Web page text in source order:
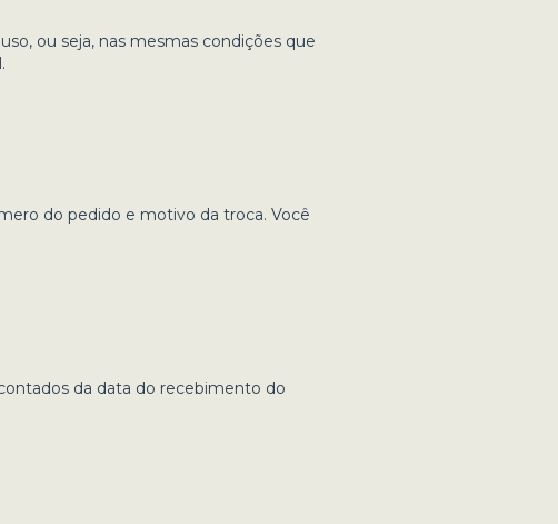
ou seja, nas mesmas condições que
do pedido e motivo da troca. Você
da data do recebimento do